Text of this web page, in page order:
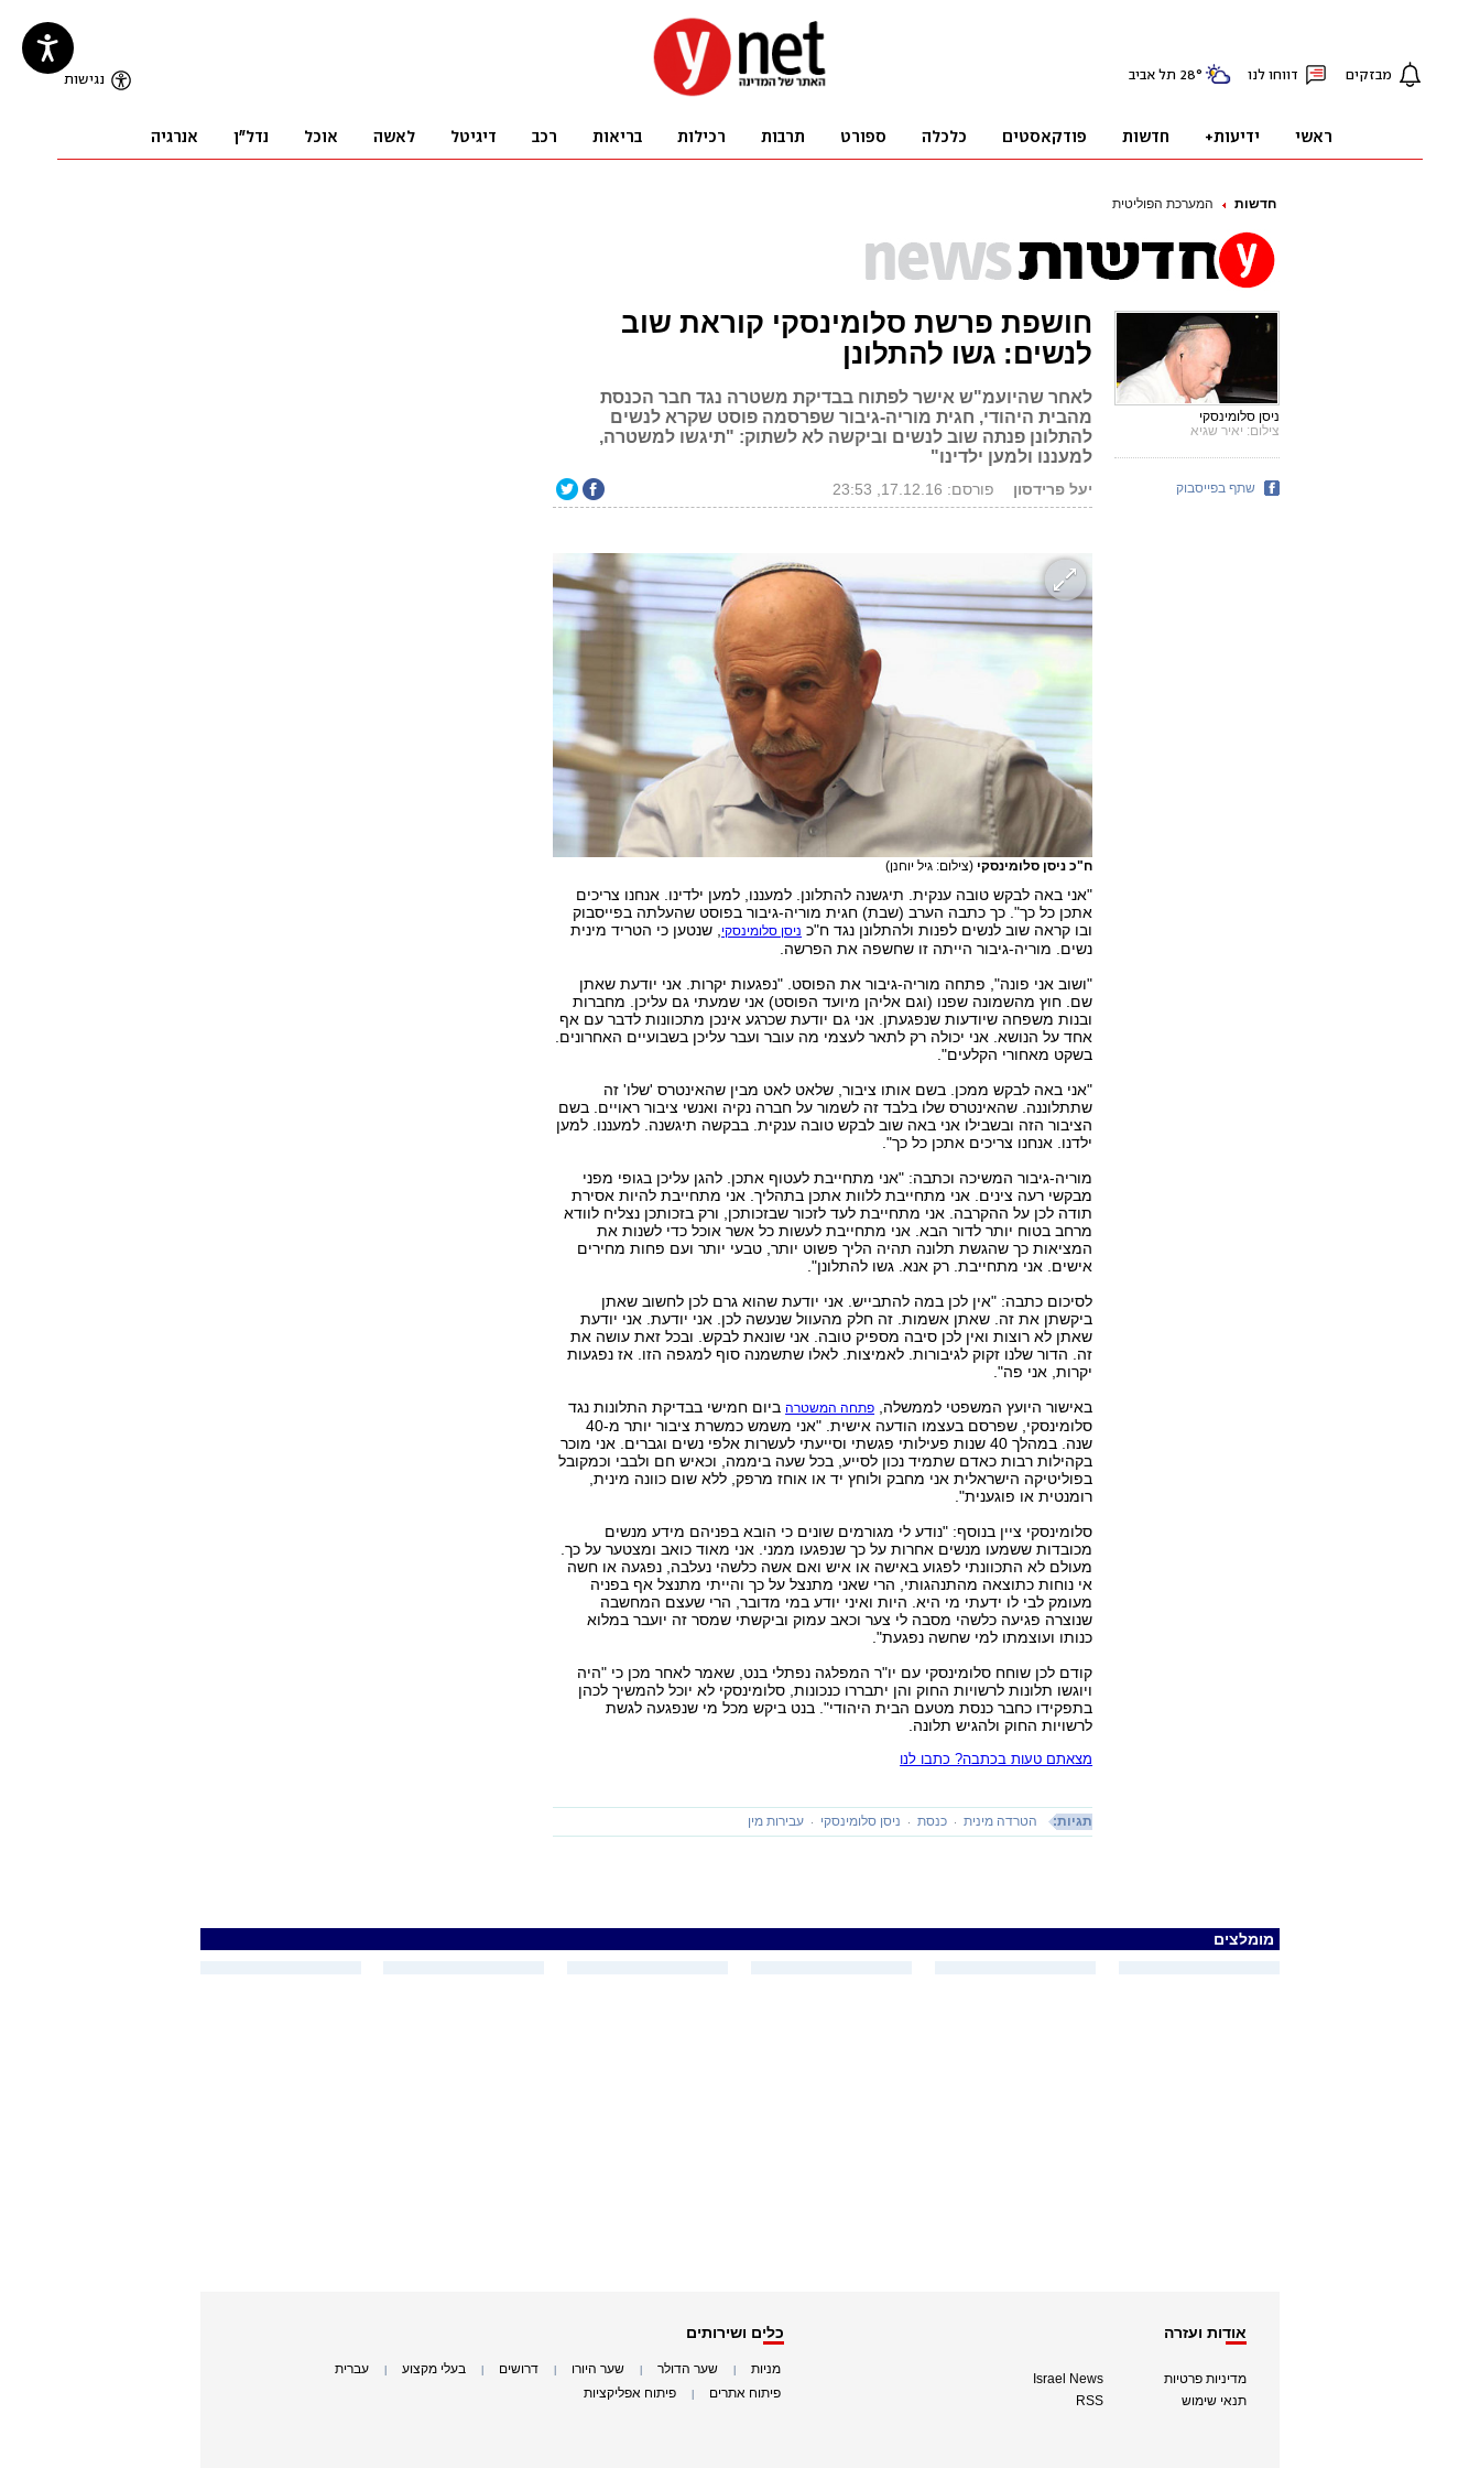
חדשות המערכת הפוליטית
חושפת פרשת סלומינסקי קוראת שוב
לנשים: גשו להתלונן
לאחר שהיועמ"ש אישר לפתוח בבדיקת משטרה נגד חבר הכנסת
מהבית היהודי, חגית מוריה-גיבור שפרסמה פוסט שקרא לנשים
להתלונן פנתה שוב לנשים וביקשה לא לשתוק: "תיגשו למשטרה,
למעננו ולמען ילדינו"
יעל פרידסון פורסם: 17.12.16, 23:53
ח"כ ניסן סלומינסקי (צילום: גיל יוחנן)
"אני באה לבקש טובה ענקית. תיגשנה להתלונן. למעננו, למען ילדינו. אנחנו צריכים
אתכן כל כך". כך כתבה הערב (שבת) חגית מוריה-גיבור בפוסט שהעלתה בפייסבוק
ובו קראה שוב לנשים לפנות ולהתלונן נגד ח"כ ניסן סלומינסקי
, שנטען כי הטריד מינית
נשים. מוריה-גיבור הייתה זו שחשפה את הפרשה.
"ושוב אני פונה", פתחה מוריה-גיבור את הפוסט. "נפגעות יקרות. אני יודעת שאתן
שם. חוץ מהשמונה שפנו (וגם אליהן מיועד הפוסט) אני שמעתי גם עליכן. מחברות
ובנות משפחה שיודעות שנפגעתן. אני גם יודעת שכרגע אינכן מתכוונות לדבר עם אף
אחד על הנושא. אני יכולה רק לתאר לעצמי מה עובר ועבר עליכן בשבועיים האחרונים.
בשקט מאחורי הקלעים".
"אני באה לבקש ממכן. בשם אותו ציבור, שלאט לאט מבין שהאינטרס 'שלו' זה
שתתלוננה. שהאינטרס שלו בלבד זה לשמור על חברה נקיה ואנשי ציבור ראויים. בשם
הציבור הזה ובשבילו אני באה שוב לבקש טובה ענקית. בבקשה תיגשנה. למעננו. למען
ילדנו. אנחנו צריכים אתכן כל כך".
מוריה-גיבור המשיכה וכתבה: "אני מתחייבת לעטוף אתכן. להגן עליכן בגופי מפני
מבקשי רעה צינים. אני מתחייבת ללוות אתכן בתהליך. אני מתחייבת להיות אסירת
תודה לכן על ההקרבה. אני מתחייבת לעד לזכור שבזכותכן, ורק בזכותכן נצליח לוודא
מרחב בטוח יותר לדור הבא. אני מתחייבת לעשות כל אשר אוכל כדי לשנות את
המציאות כך שהגשת תלונה תהיה הליך פשוט יותר, טבעי יותר ועם פחות מחירים
אישים. אני מתחייבת. רק אנא. גשו להתלונן".
לסיכום כתבה: "אין לכן במה להתבייש. אני יודעת שהוא גרם לכן לחשוב שאתן
ביקשתן את זה. שאתן אשמות. זה חלק מהעוול שנעשה לכן. אני יודעת. אני יודעת
שאתן לא רוצות ואין לכן סיבה מספיק טובה. אני שונאת לבקש. ובכל זאת עושה את
זה. הדור שלנו זקוק לגיבורות. לאמיצות. לאלו שתשמנה סוף למגפה הזו. אז נפגעות
יקרות, אני פה".
באישור היועץ המשפטי לממשלה, פתחה המשטרהביום חמישי בבדיקת התלונות נגד
סלומינסקי, שפרסם בעצמו הודעה אישית. "אני משמש כמשרת ציבור יותר מ-40
שנה. במהלך 40 שנות פעילותי פגשתי וסייעתי לעשרות אלפי נשים וגברים. אני מוכר
בקהילות רבות כאדם שתמיד נכון לסייע, בכל שעה ביממה, וכאיש חם ולבבי וכמקובל
בפוליטיקה הישראלית אני מחבק ולוחץ יד או אוחז מרפק, ללא שום כוונה מינית,
רומנטית או פוגענית".
סלומינסקי ציין בנוסף: "נודע לי מגורמים שונים כי הובא בפניהם מידע מנשים
מכובדות ששמעו מנשים אחרות על כך שנפגעו ממני. אני מאוד כואב ומצטער על כך.
מעולם לא התכוונתי לפגוע באישה או איש ואם אשה כלשהי נעלבה, נפגעה או חשה
אי נוחות כתוצאה מהתנהגותי, הרי שאני מתנצל על כך והייתי מתנצל אף בפניה
מעומק לבי לו ידעתי מי היא. היות ואיני יודע במי מדובר, הרי שעצם המחשבה
שנוצרה פגיעה כלשהי מסבה לי צער וכאב עמוק וביקשתי שמסר זה יועבר במלוא
כנותו ועוצמתו למי שחשה נפגעת".
קודם לכן שוחח סלומינסקי עם יו"ר המפלגה נפתלי בנט, שאמר לאחר מכן כי "היה
ויוגשו תלונות לרשויות החוק והן יתבררו כנכונות, סלומינסקי לא יוכל להמשיך לכהן
בתפקידו כחבר כנסת מטעם הבית היהודי". בנט ביקש מכל מי שנפגעה לגשת
לרשויות החוק ולהגיש תלונה.
מצאתם טעות בכתבה? כתבו לנו
תגיות: הטרדה מינית כנסת ניסן סלומינסקי עבירות מין
ניסן סלומינסקי
צילום: יאיר שגיא
שתף בפייסבוק
מומלצים
אודות ועזרה
מדיניות פרטיות
תנאי שימוש
Israel News
RSS
כלים ושירותים
מניות שער הדולר שער היורו דרושים בעלי מקצוע עברית
פיתוח אתרים פיתוח אפליקציות